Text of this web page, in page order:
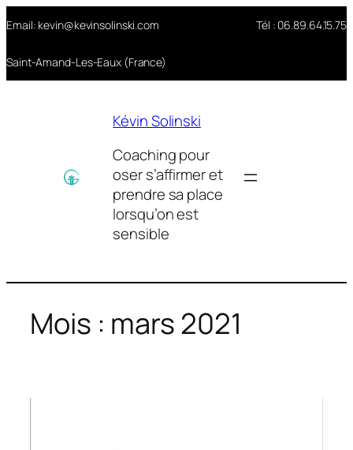
au
contenu
Email: kevin@kevinsolinski.com Tél : 06.89.64.15.75
Saint-Amand-Les-Eaux (France)
Kévin Solinski
Coaching pour
oser s’affirmer et
prendre sa place
lorsqu’on est
sensible
Mois : mars 2021